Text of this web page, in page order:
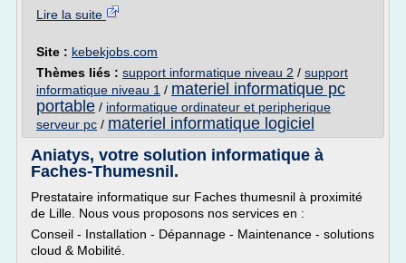
Lire la suite
Site : kebekjobs.com
Thèmes liés : support informatique niveau 2 / support
informatique niveau 1 / materiel informatique pc
portable / informatique ordinateur et peripherique
serveur pc / materiel informatique logiciel
Aniatys, votre solution informatique à
Faches-Thumesnil.
Prestataire informatique sur Faches thumesnil à proximité
de Lille. Nous vous proposons nos services en :
Conseil - Installation - Dépannage - Maintenance - solutions
cloud & Mobilité.